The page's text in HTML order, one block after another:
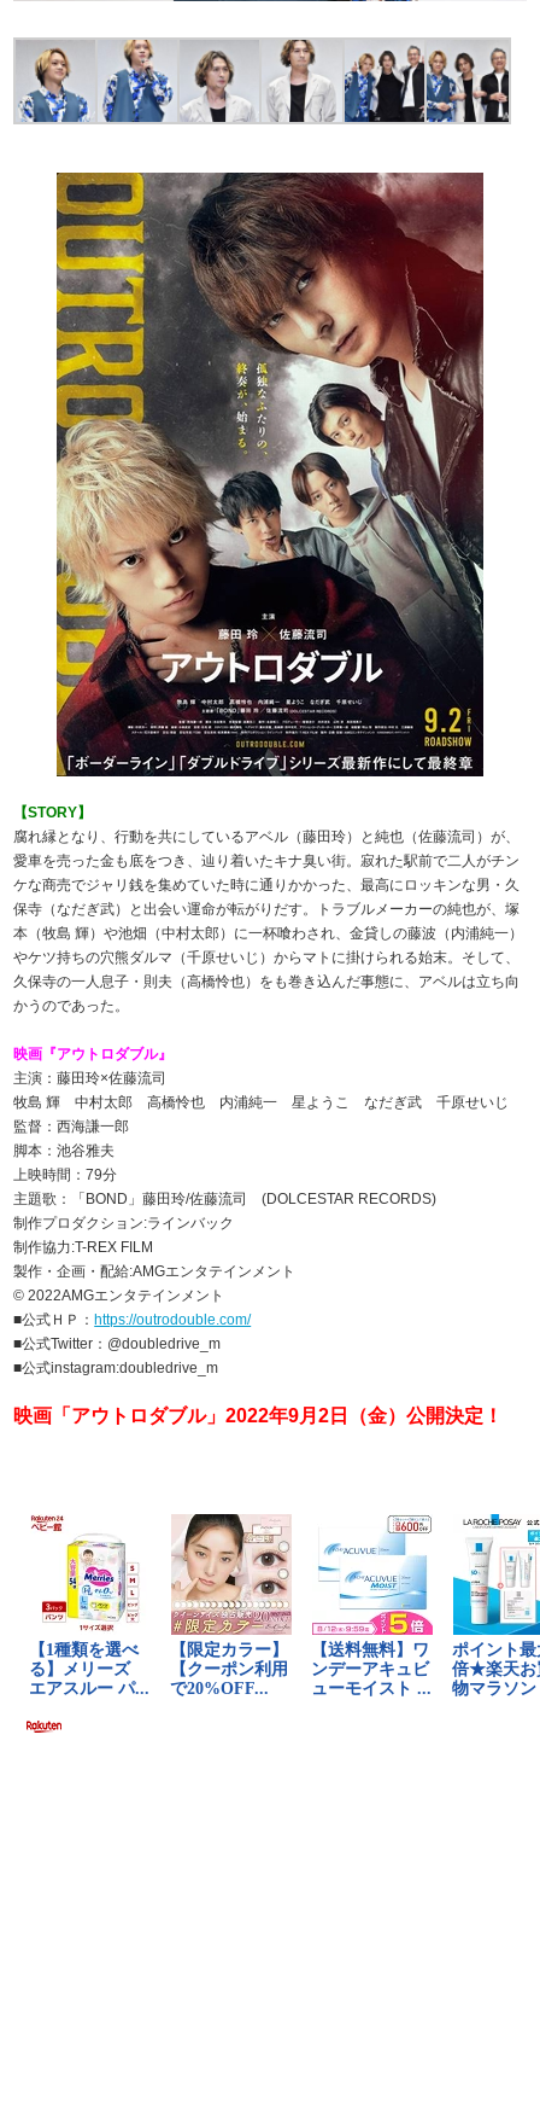
【STORY】
腐れ縁となり、行動を共にしているアベル（藤田玲）と純也（佐藤流司）が、
愛車を売った金も底をつき、辿り着いたキナ臭い街。寂れた駅前で二人がチン
ケな商売でジャリ銭を集めていた時に通りかかった、最高にロッキンな男・久
保寺（なだぎ武）と出会い運命が転がりだす。トラブルメーカーの純也が、塚
本（牧島 輝）や池畑（中村太郎）に一杯喰わされ、金貸しの藤波（内浦純一）
やケツ持ちの穴熊ダルマ（千原せいじ）からマトに掛けられる始末。そして、
久保寺の一人息子・則夫（高橋怜也）をも巻き込んだ事態に、アベルは立ち向
かうのであった。
映画『アウトロダブル』
主演：藤田玲×佐藤流司
牧島 輝 中村太郎 高橋怜也 内浦純一 星ようこ なだぎ武 千原せいじ
監督：西海謙一郎
脚本：池谷雅夫
上映時間：79分
主題歌：「BOND」藤田玲/佐藤流司 (DOLCESTAR RECORDS)
制作プロダクション:ラインバック
制作協力:T-REX FILM
製作・企画・配給:AMGエンタテインメント
© 2022AMGエンタテインメント
■公式ＨＰ：https://outrodouble.com/
■公式Twitter：@doubledrive_m
■公式instagram:doubledrive_m
映画「アウトロダブル」2022年9月2日（金）公開決定！